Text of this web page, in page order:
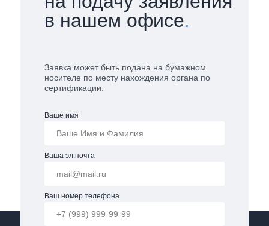
Ваше имя
Ваша эл.почта
Ваш номер телефона
в нашем офисе.
Заявка может быть подана на бумажном
носителе по месту нахождения органа по
сертификации.